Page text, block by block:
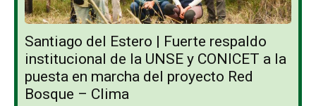
Santiago del Estero | Fuerte respaldo
institucional de la UNSE y CONICET a la
puesta en marcha del proyecto Red
Bosque – Clima